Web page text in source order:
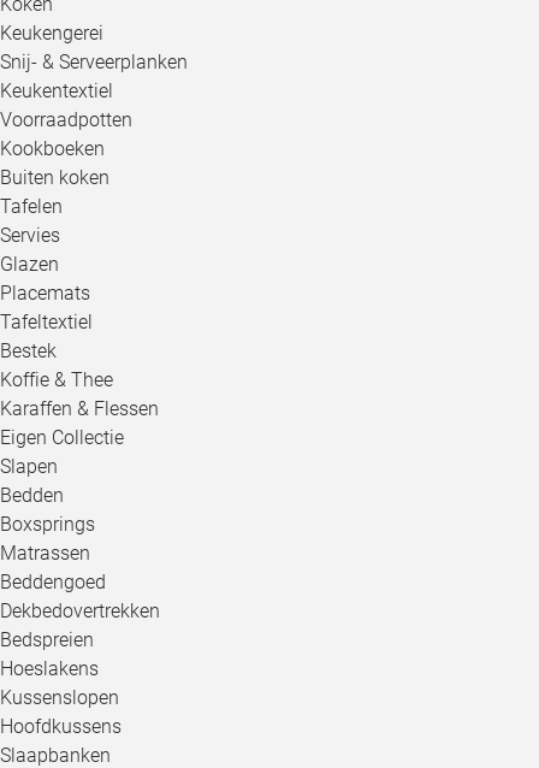
Keukengerei
Snij- & Serveerplanken
Keukentextiel
Voorraadpotten
Kookboeken
Buiten koken
Tafelen
Servies
Glazen
Placemats
Tafeltextiel
Bestek
Koffie & Thee
Karaffen & Flessen
Eigen Collectie
Slapen
Bedden
Boxsprings
Matrassen
Beddengoed
Dekbedovertrekken
Bedspreien
Hoeslakens
Kussenslopen
Hoofdkussens
Slaapbanken